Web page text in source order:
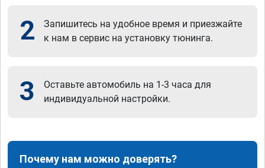
2
Запишитесь на удобное время и приезжайте
к нам в сервис на установку тюнинга.
3
Оставьте автомобиль на 1-3 часа для
индивидуальной настройки.
Почему нам можно доверять?